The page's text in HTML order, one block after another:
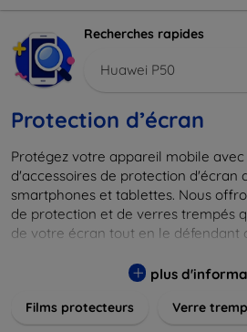
Recherches rapides
Huawei P50
Protection d’écran
Protégez votre appareil mobile
d'accessoires de protection d'écran
smartphones et tablettes. Nous
de protection et de verres trempés
de votre écran tout en le défendant
s'adapter parfaitement à votre
compromis sur la sensibilité tactile.
plus
Films protecteurs Verre